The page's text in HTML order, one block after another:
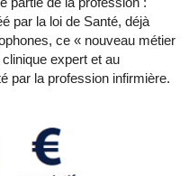
par la loi de Santé, déjà
ce « nouveau métier
expert et au
par la profession infirmière.